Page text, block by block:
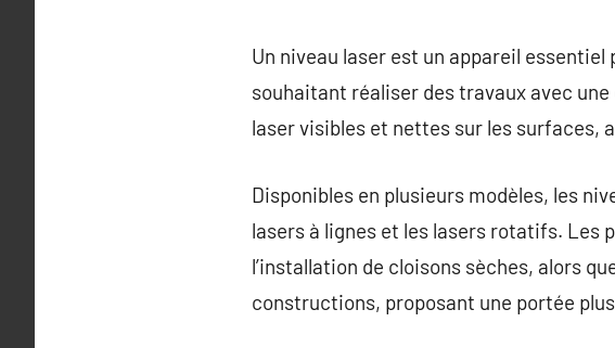
Un niveau laser est un appareil
souhaitant réaliser des travaux avec
laser visibles et nettes sur les surfaces,
Disponibles en plusieurs modèles, les
lasers à lignes et les lasers rotatifs. Les
l’installation de cloisons sèches, alors
constructions, proposant une portée